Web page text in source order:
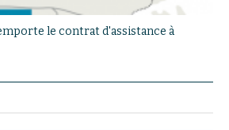
le contrat d'assistance à